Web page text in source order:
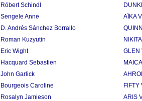
Róbert Schindl
Sengele Anne AÏKA
D. Andrés Sánchez Borrallo
Roman Kuzyutin
Eric Wight GLEN
Hacquard Sebastien
John Garlick
Bourgeois Caroline FIFTY
Rosalyn Jamieson ARIS